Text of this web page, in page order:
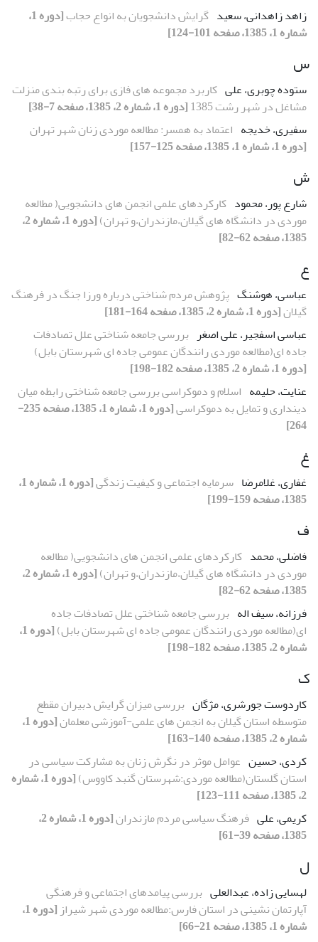
زاهد زاهدانی، سعید گرایش دانشجویان به انواع حجاب
[دوره 1،
شماره 1، 1385، صفحه 101-124]
س
ستوده چوبری، علی کاربرد مجموعه های فازی برای رتبه بندی منزلت
مشاغل در شهر رشت 1385
[دوره 1، شماره 2، 1385، صفحه 7-38]
سفیری، خدیجه اعتماد به همسر: مطالعه موردی زنان شهر تهران
[دوره 1، شماره 1، 1385، صفحه 125-157]
ش
شارع پور، محمود کارکردهای علمی انجمن های دانشجویی( مطالعه
موردی در دانشگاه های گیلان،مازندران،و تهران)
[دوره 1، شماره 2،
1385، صفحه 62-82]
ع
عباسی، هوشنگ پژوهش مردم شناختی درباره ورزا جنگ در فرهنگ
گیلان[دوره 1، شماره 2، 1385، صفحه 164-181]
عباسی اسفجیر، علی اصغر بررسی جامعه شناختی علل تصادفات
جاده ای(مطالعه موردی رانندگان عمومی جاده ای شهرستان بابل)
[دوره 1، شماره 2، 1385، صفحه 182-198]
عنایت، حلیمه اسلام و دموکراسی بررسی جامعه شناختی رابطه میان
دینداری و تمایل به دموکراسی
[دوره 1، شماره 1، 1385، صفحه 235-
264]
غ
غفاری، غلامرضا سرمایه اجتماعی و کیفیت زندگی
[دوره 1، شماره 1،
1385، صفحه 159-199]
ف
فاضلی، محمد کارکردهای علمی انجمن های دانشجویی( مطالعه
موردی در دانشگاه های گیلان،مازندران،و تهران)
[دوره 1، شماره 2،
1385، صفحه 62-82]
فرزانه، سیف اله بررسی جامعه شناختی علل تصادفات جاده
ای(مطالعه موردی رانندگان عمومی جاده ای شهرستان بابل)
[دوره 1،
شماره 2، 1385، صفحه 182-198]
ک
کاردوست جورشری، مژگان بررسی میزان گرایش دبیران مقطع
متوسطه استان گیلان به انجمن های علمی-آموزشی معلمان
[دوره 1،
شماره 2، 1385، صفحه 140-163]
کردی، حسین عوامل موثر در نگرش زنان به مشارکت سیاسی در
استان گلستان(مطالعه موردی:شهرستان گنبد کاووس)
[دوره 1، شماره
2، 1385، صفحه 111-123]
کریمی، علی فرهنگ سیاسی مردم مازندران
[دوره 1، شماره 2،
1385، صفحه 39-61]
ل
لهسایی زاده، عبدالعلی بررسی پیامدهای اجتماعی و فرهنگی
آپارتمان نشینی در استان فارس:مطالعه موردی شهر شیراز
[دوره 1،
شماره 1، 1385، صفحه 21-66]